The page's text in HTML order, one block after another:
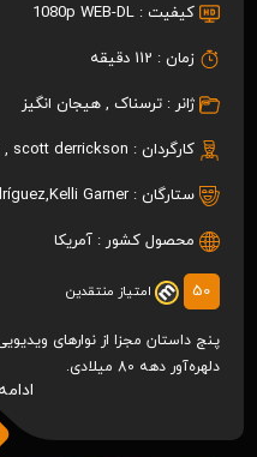
کیفیت : 1080p WEB-DL
زمان : 112 دقیقه
ژانر : ترسناک ,هیجان انگیز
کارگردان : , scott derrickson
ستارگان : ,Kelli Garner
محصول کشور : آمریکا
50 امتیاز منتقدین
پنج داستان مجزا از نوارهای
دلهره‌آور دهه 80 میلادی.